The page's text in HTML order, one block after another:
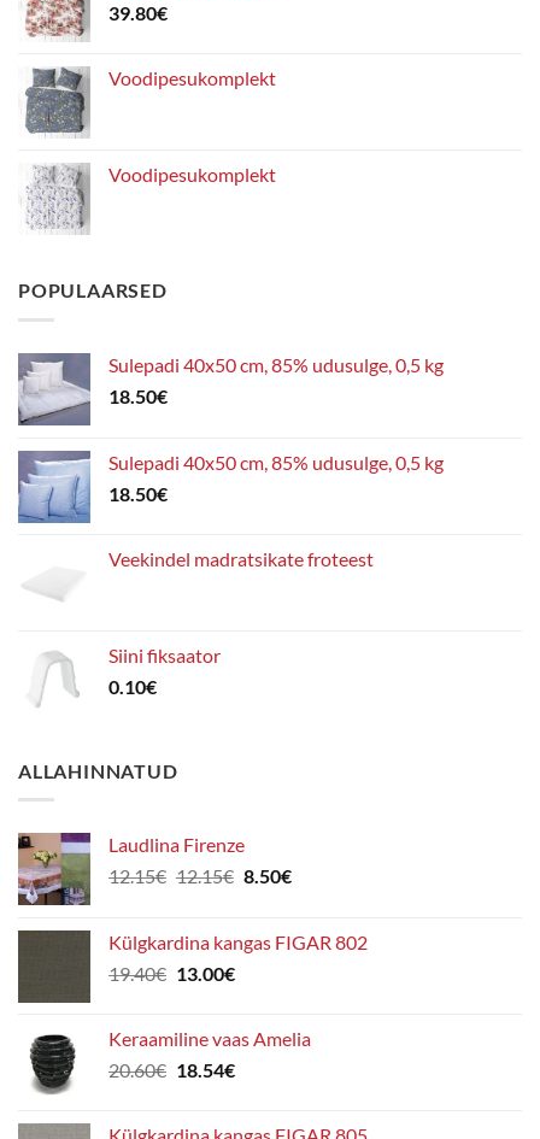
39.80€
Voodipesukomplekt
Voodipesukomplekt
POPULAARSED
Sulepadi 40x50 cm, 85% udusulge, 0,5 kg
18.50€
Sulepadi 40x50 cm, 85% udusulge, 0,5 kg
18.50€
Veekindel madratsikate froteest
Siini fiksaator
0.10€
ALLAHINNATUD
Laudlina Firenze
12.15€ 12.15€ Algne
12.15€.
8.50€Praegune
8.50€.
Külgkardina kangas FIGAR 802
19.40€ Algne
19.40€.
13.00€Praegune
13.00€.
Keraamiline vaas Amelia
20.60€ Algne
18.54€Praegune